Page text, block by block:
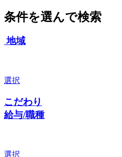
条件を選んで検索
地域
選択
こだわり
給与/職種
選択